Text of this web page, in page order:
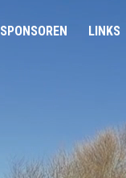
SPONSOREN LINKS